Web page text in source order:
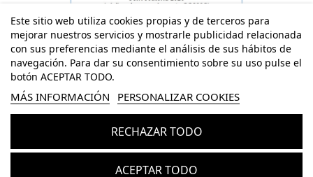
Este sitio web utiliza cookies propias y de terceros para
mejorar nuestros servicios y mostrarle publicidad relacionada
con sus preferencias mediante el análisis de sus hábitos de
navegación. Para dar su consentimiento sobre su uso pulse el
botón ACEPTAR TODO.
MÁS INFORMACIÓN PERSONALIZAR COOKIES
RECHAZAR TODO
ACEPTAR TODO